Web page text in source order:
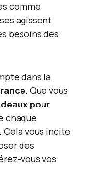
comme
agissent
besoins des
dans la
. Que vous
pour
chaque
Cela vous incite
des
vous vos